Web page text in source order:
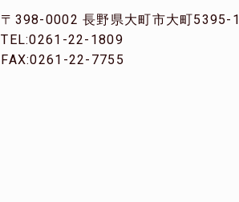
〒398-0002 長野県大町市大町5395-1
TEL:0261-22-1809
FAX:0261-22-7755